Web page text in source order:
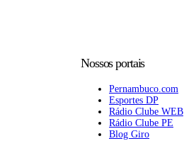
Nossos portais
Pernambuco.com
Esportes DP
Rádio Clube WEB
Rádio Clube PE
Blog Giro